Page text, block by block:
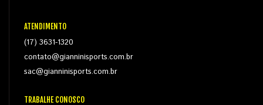
ATENDIMENTO
(17) 3631-1320
contato@gianninisports.com.br
sac@gianninisports.com.br
TRABALHE CONOSCO